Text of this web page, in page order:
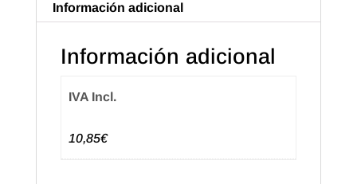
Información adicional
Información adicional
IVA Incl.
10,85€